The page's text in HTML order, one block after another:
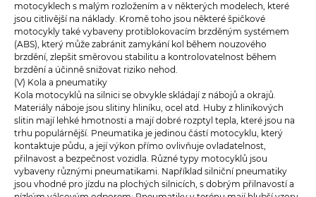
motocyklech s malým rozložením a v některých modelech, které
jsou citlivější na náklady. Kromě toho jsou některé špičkové
motocykly také vybaveny protiblokovacím brzděným systémem
(ABS), který může zabránit zamykání kol během nouzového
brzdění, zlepšit směrovou stabilitu a kontrolovatelnost během
brzdění a účinně snižovat riziko nehod.
(V) Kola a pneumatiky
Kola motocyklů na silnici se obvykle skládají z nábojů a okrajů.
Materiály náboje jsou slitiny hliníku, ocel atd. Huby z hliníkových
slitin mají lehké hmotnosti a mají dobré rozptyl tepla, které jsou na
trhu populárnější. Pneumatika je jedinou částí motocyklu, který
kontaktuje půdu, a její výkon přímo ovlivňuje ovladatelnost,
přilnavost a bezpečnost vozidla. Různé typy motocyklů jsou
vybaveny různými pneumatikami. Například silniční pneumatiky
jsou vhodné pro jízdu na plochých silnicích, s dobrým přilnavostí a